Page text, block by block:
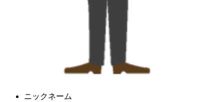
ニックネーム